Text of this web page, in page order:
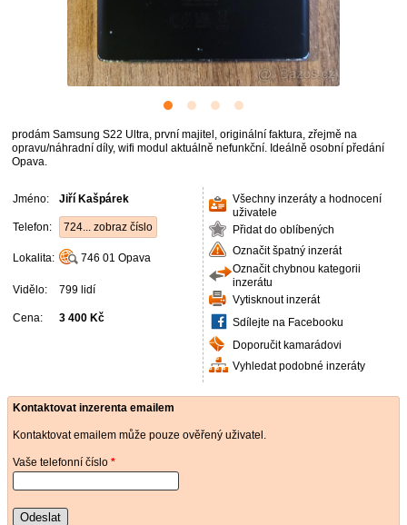
prodám Samsung S22 Ultra, první majitel, originální faktura, zřejmě na
opravu/náhradní díly, wifi modul aktuálně nefunkční. Ideálně osobní předání
Opava.
Jméno: Jiří Kašpárek
Telefon: 724... zobraz číslo
Lokalita: 746 01 Opava
Vidělo: 799 lidí
Cena: 3 400 Kč
Všechny inzeráty a hodnocení
uživatele
Přidat do oblíbených
Označit špatný inzerát
Označit chybnou kategorii
inzerátu
Vytisknout inzerát
Sdílejte na Facebooku
Doporučit kamarádovi
Vyhledat podobné inzeráty
Kontaktovat inzerenta emailem
Kontaktovat emailem může pouze ověřený uživatel.
Vaše telefonní číslo *
Odeslat